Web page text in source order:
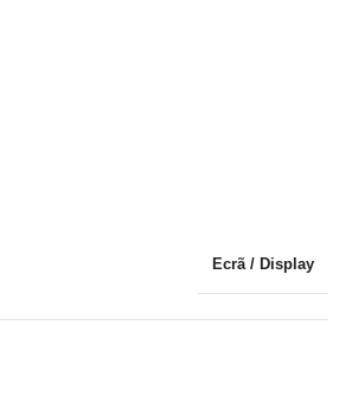
Ecrã / Display